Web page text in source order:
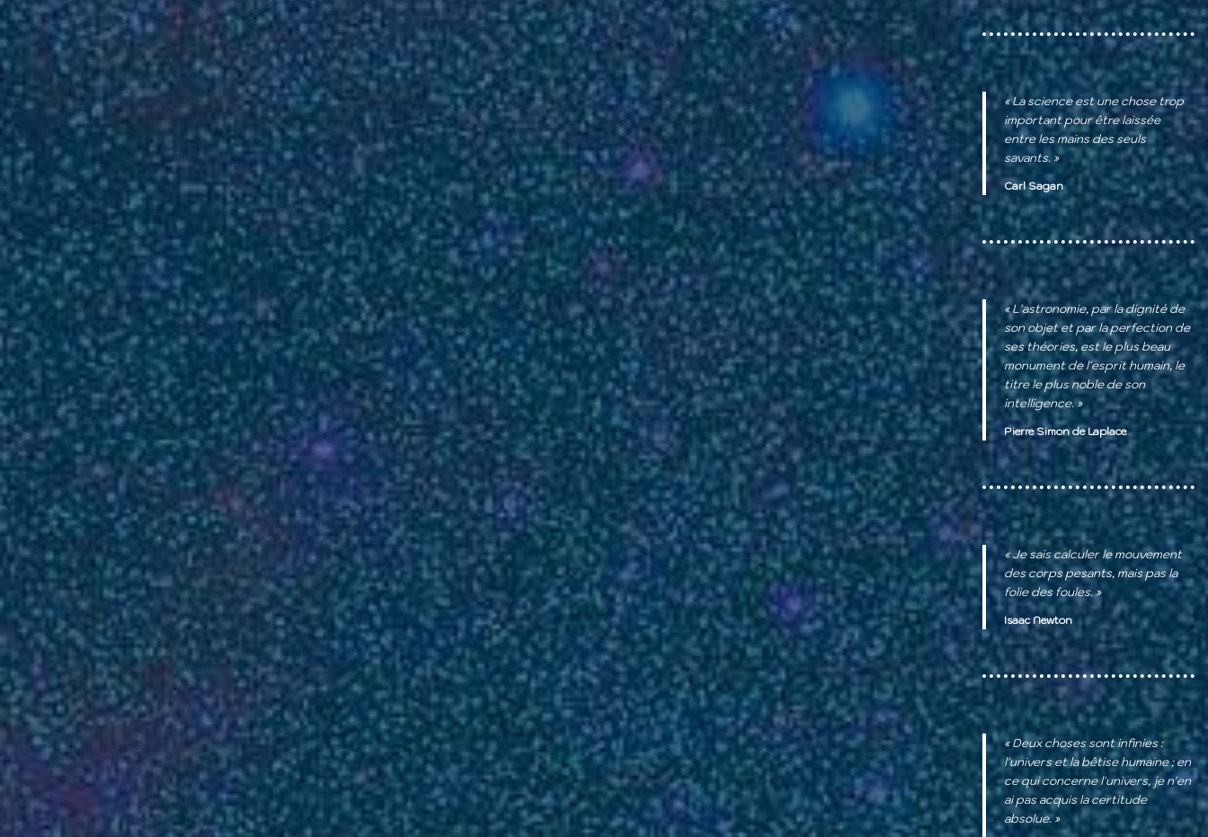
« La science est une chose trop
important pour être laissée
entre les mains des seuls
savants. »
Carl Sagan
« L'astronomie, par la dignité de
son objet et par la perfection de
ses théories, est le plus beau
monument de l'esprit humain, le
titre le plus noble de son
intelligence. »
Pierre Simon de Laplace
« Je sais calculer le mouvement
des corps pesants, mais pas la
folie des foules. »
Isaac Newton
« Deux choses sont infinies :
l'univers et la bêtise humaine ; en
ce qui concerne l'univers, je n'en
ai pas acquis la certitude
absolue. »